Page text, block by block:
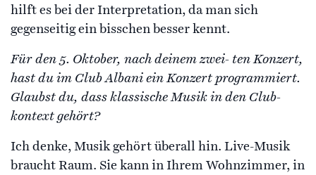
hilft es bei der Interpretation, da man sich
gegenseitig ein bisschen besser kennt.
Für den 5. Oktober, nach deinem zwei- ten Konzert,
hast du im Club Albani ein Konzert programmiert.
Glaubst du, dass klassische Musik in den Club-
kontext gehört?
Ich denke, Musik gehört überall hin. Live-Musik
braucht Raum. Sie kann in Ihrem Wohnzimmer, in